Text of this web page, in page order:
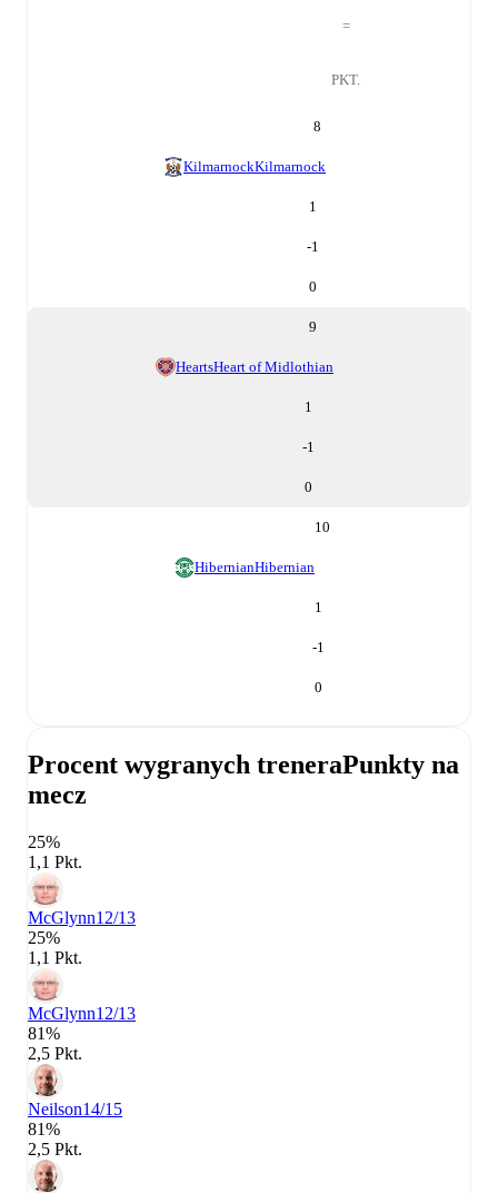
=
PKT.
8
KilmarnockKilmarnock
1
-1
0
9
HeartsHeart of Midlothian
1
-1
0
10
HibernianHibernian
1
-1
0
Procent wygranych treneraPunkty na
mecz
25%
1,1 Pkt.
McGlynn12/13
25%
1,1 Pkt.
McGlynn12/13
81%
2,5 Pkt.
Neilson14/15
81%
2,5 Pkt.